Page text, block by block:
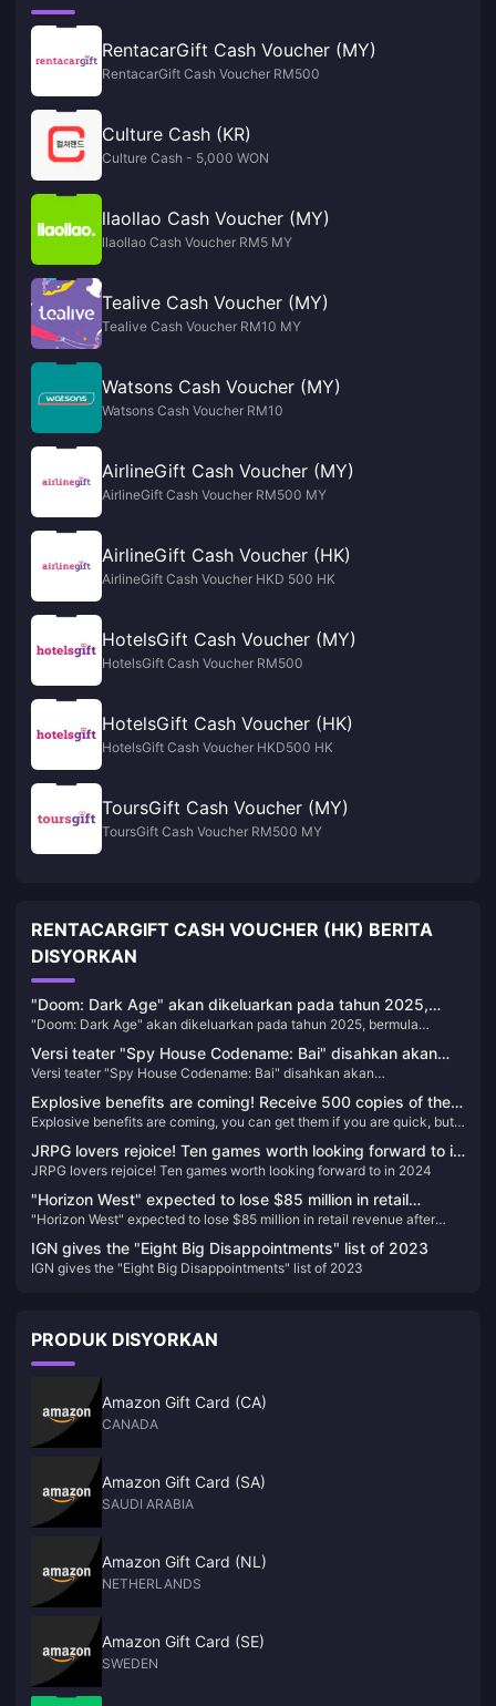
RentacarGift Cash Voucher (MY)
RentacarGift Cash Voucher RM500
Culture Cash (KR)
Culture Cash - 5,000 WON
llaollao Cash Voucher (MY)
llaollao Cash Voucher RM5 MY
Tealive Cash Voucher (MY)
Tealive Cash Voucher RM10 MY
Watsons Cash Voucher (MY)
Watsons Cash Voucher RM10
AirlineGift Cash Voucher (MY)
AirlineGift Cash Voucher RM500 MY
AirlineGift Cash Voucher (HK)
AirlineGift Cash Voucher HKD 500 HK
HotelsGift Cash Voucher (MY)
HotelsGift Cash Voucher RM500
HotelsGift Cash Voucher (HK)
HotelsGift Cash Voucher HKD500 HK
ToursGift Cash Voucher (MY)
ToursGift Cash Voucher RM500 MY
RENTACARGIFT CASH VOUCHER (HK) BERITA
DISYORKAN
"Doom: Dark Age" akan dikeluarkan pada tahun 2025,
bermula dengan XGP
"Doom: Dark Age" akan dikeluarkan pada tahun 2025, bermula
Versi teater "Spy House Codename: Bai" disahkan akan
diperkenalkan, jadual akan ditentukan
Versi teater "Spy House Codename: Bai" disahkan akan
Explosive benefits are coming! Receive 500 copies of the
game "This Interview Is A Bit Hard" for free!
Explosive benefits are coming, you can get them if you are quick, but
JRPG lovers rejoice! Ten games worth looking forward to in
2024
JRPG lovers rejoice! Ten games worth looking forward to in 2024
"Horizon West" expected to lose $85 million in retail
revenue after joining PS+
"Horizon West" expected to lose $85 million in retail revenue after
IGN gives the "Eight Big Disappointments" list of 2023
IGN gives the "Eight Big Disappointments" list of 2023
PRODUK DISYORKAN
Amazon Gift Card (CA)
CANADA
Amazon Gift Card (SA)
SAUDI ARABIA
Amazon Gift Card (NL)
NETHERLANDS
Amazon Gift Card (SE)
SWEDEN